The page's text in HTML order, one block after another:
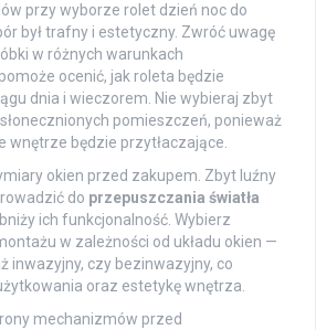
przy wyborze rolet dzień noc do
był trafny i estetyczny. Zwróć uwagę
w różnych warunkach
ocenić, jak roleta będzie
dnia i wieczorem. Nie wybieraj zbyt
pomieszczeń, ponieważ
wnętrze będzie przytłaczające.
okien przed zakupem. Zbyt luźny
do przepuszczania światła
ich funkcjonalność. Wybierz
w zależności od układu okien —
inwazyjny, czy bezinwazyjny, co
oraz estetykę wnętrza.
mechanizmów przed